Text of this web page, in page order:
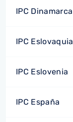
IPC Dinamarca
IPC Eslovaquia
IPC Eslovenia
IPC España